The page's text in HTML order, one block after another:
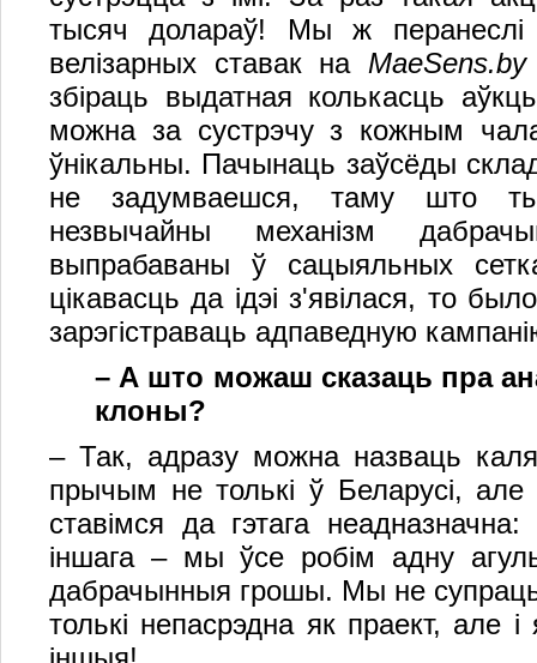
тысяч долараў! Мы ж перанеслі
велізарных ставак на MaeSens.by
збіраць выдатная колькасць
можна за сустрэчу з кожным
ўнікальны. Пачынаць заўсёды
не задумваешся, таму што
незвычайны механізм
выпрабаваны ў сацыяльных
цікавасць да ідэі з'явілася, то
зарэгістраваць адпаведную
– А што можаш сказаць пра
клоны?
– Так, адразу можна назваць
прычым не толькі ў Беларусі,
ставімся да гэтага
іншага – мы ўсе робім адну
дабрачынныя грошы. Мы не
толькі непасрэдна як праект, але